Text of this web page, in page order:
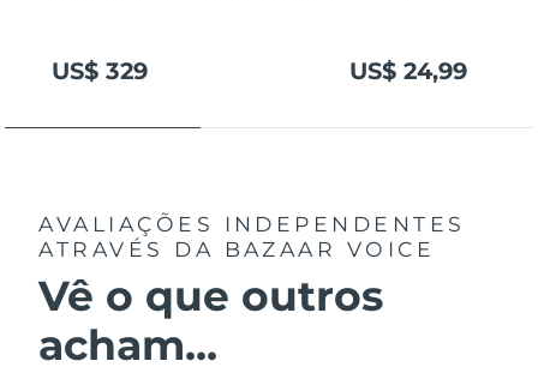
US$ 329 US$ 24,99
AVALIAÇÕES INDEPENDENTES
ATRAVÉS DA BAZAAR VOICE
Vê o que outros
acham...